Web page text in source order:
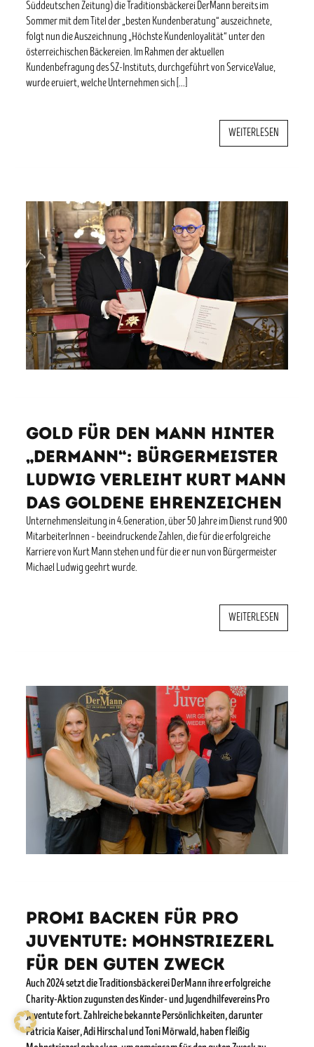
Süddeutschen Zeitung) die Traditionsbäckerei DerMann bereits im
Sommer mit dem Titel der „besten Kundenberatung“ auszeichnete,
folgt nun die Auszeichnung „Höchste Kundenloyalität“ unter den
österreichischen Bäckereien. Im Rahmen der aktuellen
Kundenbefragung des SZ-Instituts, durchgeführt von ServiceValue,
wurde eruiert, welche Unternehmen sich […]
WEITERLESEN
Gold für den Mann hinter
„DerMann“: Bürgermeister
Ludwig verleiht Kurt Mann
das goldene Ehrenzeichen
Unternehmensleitung in 4.Generation, über 50 Jahre im Dienst rund 900
MitarbeiterInnen – beeindruckende Zahlen, die für die erfolgreiche
Karriere von Kurt Mann stehen und für die er nun von Bürgermeister
Michael Ludwig geehrt wurde.
WEITERLESEN
Promi Backen für Pro
Juventute: Mohnstriezerl
für den guten Zweck
Auch 2024 setzt die Traditionsbäckerei DerMann ihre erfolgreiche
Charity-Aktion zugunsten des Kinder- und Jugendhilfevereins Pro
Juventute fort. Zahlreiche bekannte Persönlichkeiten, darunter
Patricia Kaiser, Adi Hirschal und Toni Mörwald, haben fleißig